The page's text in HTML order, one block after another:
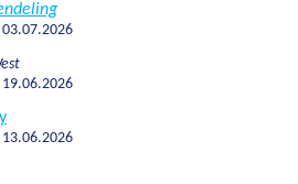
03.07.2026
19.06.2026
13.06.2026